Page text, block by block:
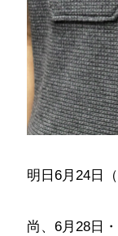
明日6月24日
尚、6月28日